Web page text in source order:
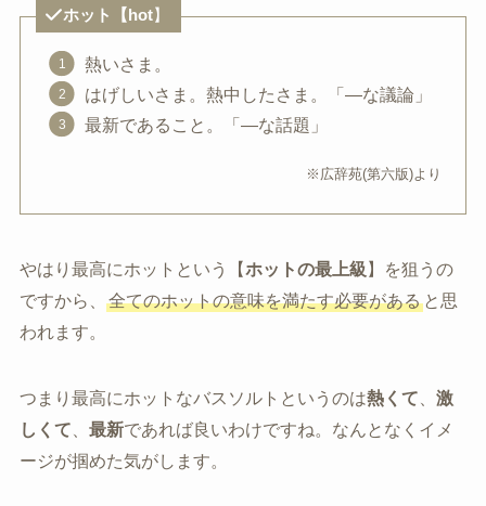
ホット【hot】
熱いさま。
はげしいさま。熱中したさま。「―な議論」
最新であること。「―な話題」
※広辞苑(第六版)より
やはり最高にホットという【ホットの最上級】を狙うの
ですから、
全てのホットの意味を満たす必要があると思
われます。
つまり最高にホットなバスソルトというのは熱くて
激
しくて
最新であれば良いわけですね。なんとなくイメ
ージが掴めた気がします。